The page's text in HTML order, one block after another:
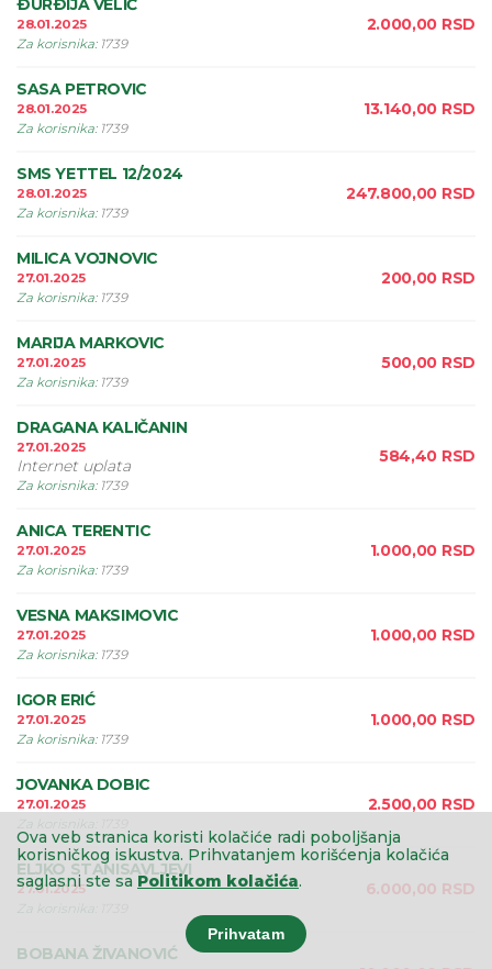
ÐURÐIJA VELIĆ
28.01.2025
Za korisnika: 1739
2.000,00 RSD
SASA PETROVIC
28.01.2025
Za korisnika: 1739
13.140,00 RSD
SMS YETTEL 12/2024
28.01.2025
Za korisnika: 1739
247.800,00 RSD
MILICA VOJNOVIC
27.01.2025
Za korisnika: 1739
200,00 RSD
MARIJA MARKOVIC
27.01.2025
Za korisnika: 1739
500,00 RSD
DRAGANA KALIČANIN
27.01.2025
Internet uplata
Za korisnika: 1739
584,40 RSD
ANICA TERENTIC
27.01.2025
Za korisnika: 1739
1.000,00 RSD
VESNA MAKSIMOVIC
27.01.2025
Za korisnika: 1739
1.000,00 RSD
IGOR ERIĆ
27.01.2025
Za korisnika: 1739
1.000,00 RSD
JOVANKA DOBIC
27.01.2025
Za korisnika
2.500,00 RSD
ELJKO STANISAVLJEVI
27.01.2025
Za korisnika
6.000,00 RSD
BOBANA ŽIVANOVIĆ
Ova veb stranica koristi kolačiće radi poboljšanja
korisničkog iskustva. Prihvatanjem korišćenja kolačića
saglasni ste sa Politikom kolačića.
Prihvatam